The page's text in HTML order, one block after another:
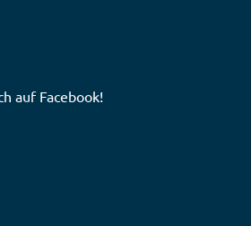
auf Facebook!